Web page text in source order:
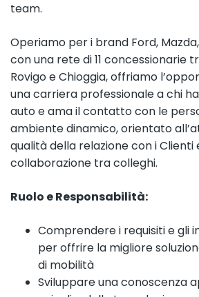
team.
Operiamo per i brand Ford,
con una rete di 11 concessionarie
Rovigo e Chioggia, offriamo
una carriera professionale a chi
auto e ama il contatto con le
ambiente dinamico, orientato
qualità della relazione con i Clienti
collaborazione tra colleghi.
Ruolo e Responsabilità:
Comprendere i requisiti e gli
per offrire la migliore
di mobilità
Sviluppare una conoscenza